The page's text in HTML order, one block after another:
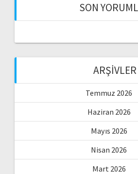
SON
ARŞIVLER
Temmuz 2026
Haziran 2026
Mayıs 2026
Nisan 2026
Mart 2026